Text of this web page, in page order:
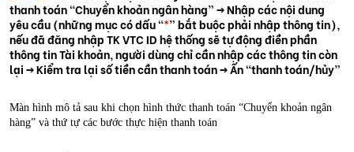
thanh toán “Chuyển khoản ngân hàng” -> Nhập các nội dung
yêu cầu (những mục có dấu “*” bắt buộc phải nhập thông tin),
nếu đã đăng nhập TK VTC ID hệ thống sẽ tự động điền phần
thông tin Tài khoản, người dùng chỉ cần nhập các thông tin còn
lại -> Kiểm tra lại số tiền cần thanh toán -> Ấn “thanh toán/hủy”
Màn hình mô tả sau khi chọn hình thức thanh toán “Chuyển khoản ngân
hàng” và thứ tự các bước thực hiện thanh toán